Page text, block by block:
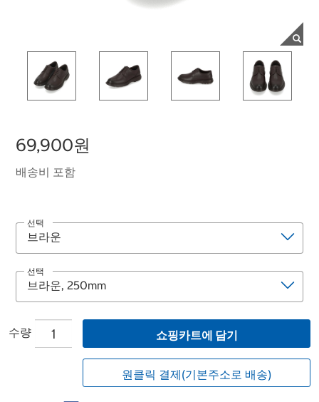
69,900원
배송비 포함
선택
선택
수량 쇼핑카트에 담기
원클릭 결제(기본주소로 배송)